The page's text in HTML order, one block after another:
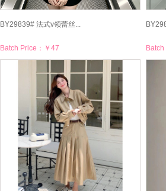
BY29839# 法式v领蕾丝...
Batch Price： ￥47 Batch